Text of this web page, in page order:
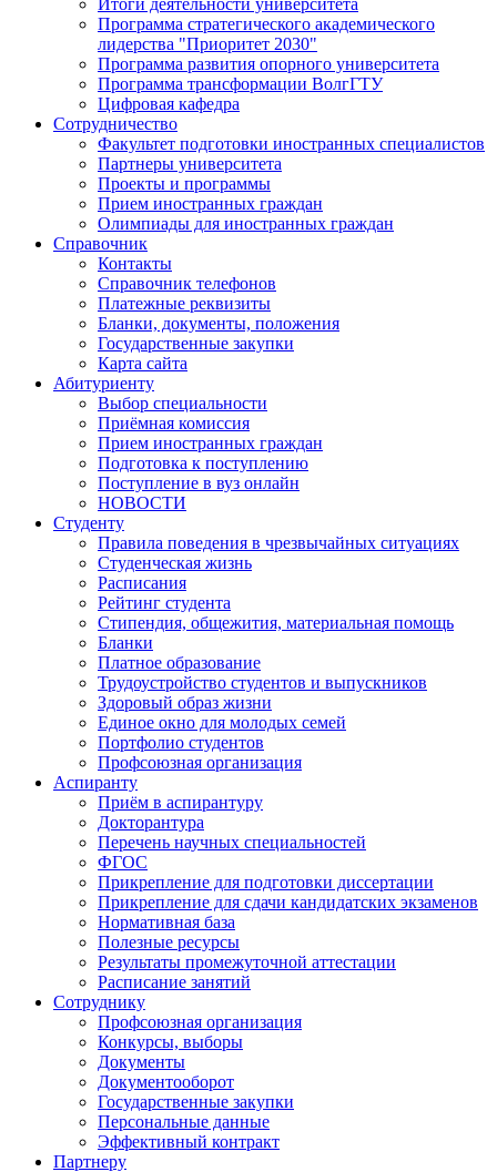
Итоги деятельности университета
Программа стратегического академического
лидерства "Приоритет 2030"
Программа развития опорного университета
Программа трансформации ВолгГТУ
Цифровая кафедра
Сотрудничество
Факультет подготовки иностранных специалистов
Партнеры университета
Проекты и программы
Прием иностранных граждан
Олимпиады для иностранных граждан
Справочник
Контакты
Справочник телефонов
Платежные реквизиты
Бланки, документы, положения
Государственные закупки
Карта сайта
Абитуриенту
Выбор специальности
Приёмная комиссия
Прием иностранных граждан
Подготовка к поступлению
Поступление в вуз онлайн
НОВОСТИ
Студенту
Правила поведения в чрезвычайных ситуациях
Студенческая жизнь
Расписания
Рейтинг студента
Стипендия, общежития, материальная помощь
Бланки
Платное образование
Трудоустройство студентов и выпускников
Здоровый образ жизни
Единое окно для молодых семей
Портфолио студентов
Профсоюзная организация
Аспиранту
Приём в аспирантуру
Докторантура
Перечень научных специальностей
ФГОС
Прикрепление для подготовки диссертации
Прикрепление для сдачи кандидатских экзаменов
Нормативная база
Полезные ресурсы
Результаты промежуточной аттестации
Расписание занятий
Сотруднику
Профсоюзная организация
Конкурсы, выборы
Документы
Документооборот
Государственные закупки
Персональные данные
Эффективный контракт
Партнеру